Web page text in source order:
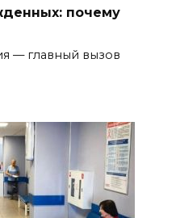
почему
— главный вызов